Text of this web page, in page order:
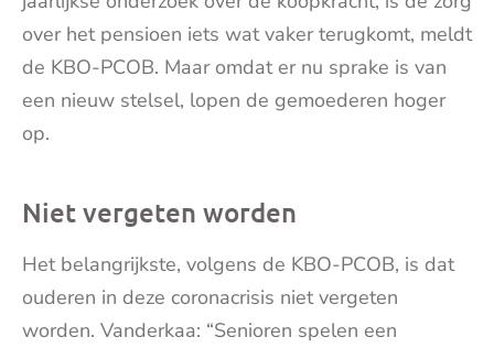
over het pensioen iets wat vaker terugkomt, meldt
de KBO-PCOB. Maar omdat er nu sprake is van
een nieuw stelsel, lopen de gemoederen hoger
op.
Niet vergeten worden
Het belangrijkste, volgens de KBO-PCOB, is dat
ouderen in deze coronacrisis niet vergeten
worden. Vanderkaa: “Senioren spelen een